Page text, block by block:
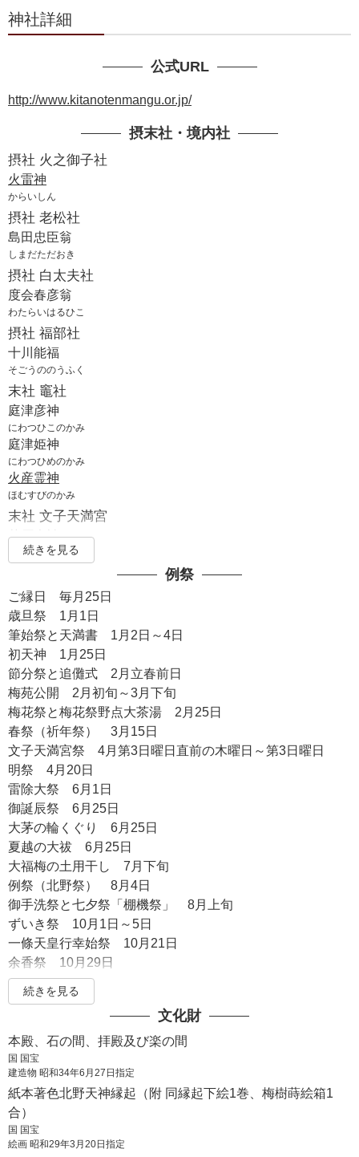
神社詳細
公式URL
http://www.kitanotenmangu.or.jp/
摂末社・境内社
摂社 火之御子社
火雷神
からいしん
摂社 老松社
島田忠臣翁
しまだただおき
摂社 白太夫社
度会春彦翁
わたらいはるひこ
摂社 福部社
十川能福
そごうののうふく
末社 竈社
庭津彦神
にわつひこのかみ
庭津姫神
にわつひめのかみ
火産霊神
ほむすびのかみ
末社 文子天満宮
菅原大神
すがわらのおおかみ
天神地祇
てんしんちぎ
敦実親王
あつみしんのう
斎世親王
ときよしんのう
源英明朝臣
みなもとのひであきらあそん
末社 老松社
島田忠臣翁
しまだただおき
境内社 御后三柱
天穂日命
あめのほひのみこと
菅原清公卿
すがわらのきよきみきょう
菅原是善卿
すがわらのこれよしきょう
末社 寛算社
寛算入寺
末社 大門社
大門内供奉
だいもんないぐぶ
橘逸勢
末社 藤太夫社
藤太夫吉子
とうだゆうきっし
末社 文太夫社
文屋宮田麿
続きを見る
例祭
ご縁日 毎月25日
歳旦祭 1月1日
筆始祭と天満書 1月2日～4日
初天神 1月25日
節分祭と追儺式 2月立春前日
梅苑公開 2月初旬～3月下旬
梅花祭と梅花祭野点大茶湯 2月25日
春祭（祈年祭） 3月15日
文子天満宮祭 4月第3日曜日直前の木曜日～第3日曜日
明祭 4月20日
雷除大祭 6月1日
御誕辰祭 6月25日
大茅の輪くぐり 6月25日
夏越の大祓 6月25日
大福梅の土用干し 7月下旬
例祭（北野祭） 8月4日
御手洗祭と七夕祭「棚機祭」 8月上旬
ずいき祭 10月1日～5日
一條天皇行幸始祭 10月21日
余香祭 10月29日
もみじ苑公開 10月下旬～12月上旬
新嘗祭 11月23日
御茶壷奉献祭・口切式 11月26日
献茶祭 12月1日
大福梅の授与 12月13日
終い天神 12月25日
大晦日の行事 12月31日
続きを見る
文化財
本殿、石の間、拝殿及び楽の間
国 国宝
建造物 昭和34年6月27日指定
紙本著色北野天神縁起（附 同縁起下絵1巻、梅樹蒔絵箱1
合）
国 国宝
絵画 昭和29年3月20日指定